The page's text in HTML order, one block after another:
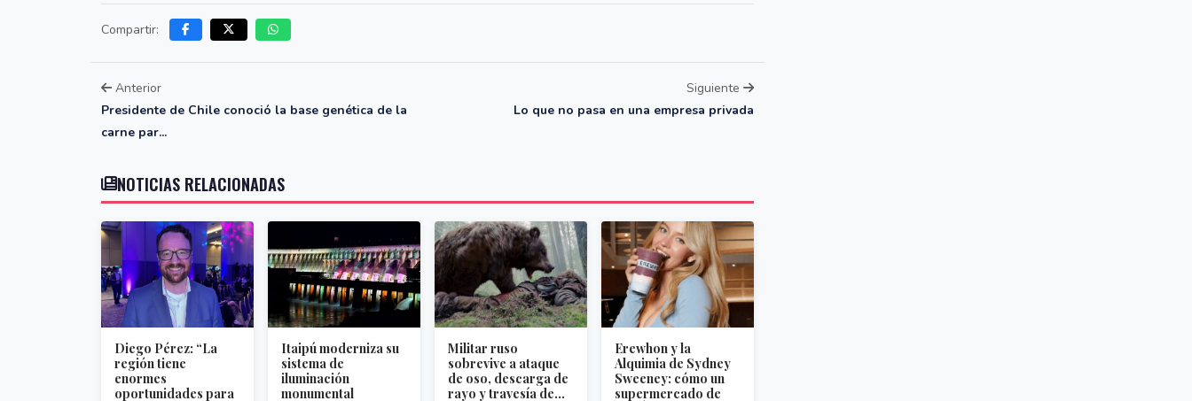
Compartir:
Anterior
Presidente de Chile conoció la base genética de la
carne par...
Siguiente
Lo que no pasa en una empresa privada
NOTICIAS RELACIONADAS
Diego Pérez: “La
región tiene
enormes
oportunidades para
Itaipú moderniza su
sistema de
iluminación
monumental
Militar ruso
sobrevive a ataque
de oso, descarga de
rayo y travesía de...
Erewhon y la
Alquimia de Sydney
Sweeney: cómo un
supermercado de